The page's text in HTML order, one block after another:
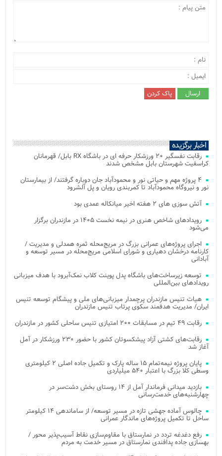
اخبار برگزیده
رقابت نفسگیر ۲۰ ورزشکار حرفه ای در باشگاه RX بابل/ قهرمانان
کراسفیت شهرستان بابل مشخص شدند
۴ پروژه مهم و حیاتی نور و محمودآباد جان دوباره گرفتند/ از بیمارستان
نور و نیروگاه محمودآباد تا کمربندی رویان و پل آلشرود
آتش‌ سوزی‌ های ۲ هفته اخیر میانکاله عمدی بود
رویدادهای شاخص هنری در نیمه نخست ۱۴۰۵ در مازندران برگزار
می‌شود
اجرای پروژه‌های عمرانی بزرگ در مریج‌محله ثمره همدلی و مدیریت /
کارنامه درخشان دهیاری و شورای اسلامی مریج‌محله در مسیر توسعه و
آبادانی
توسعه زیرساخت‌های باشگاه پدل پوینت کلاب نمک‌آبرود با هدف میزبانی
رویدادهای بین‌المللی
هیات تنیس مازندران پرچمدار میزبانی‌های ملی و پیشگام توسعه تنیس
ایران/ مدیریت هدفمند سکوی پرتاب تنیس مازندران
رقابت ۴۹ تیم در مسابقات ۲۰۰ امتیازی تنیس ساحلی کشور در مازندران
رقابت‌های کشتی آزاد پیشکسوتان کشور با حضور ۲۳۰ ورزشکار در آمل
آغاز شد
پایان پروژه نیمه‌تمام ۱۵ ساله پارک و تکمیل جاده اصلی ۲ کیلومتری
وسطی کلا بزرگ با اعتبار ۵۴۰ میلیاردی
بازدید میدانی فرماندار آمل از ۱۴ روستای بخش دشت‌سر در
چهارشنبه‌های خدمت‌رسانی
چالوس آماده جهشی تازه در مسیر توسعه/ از ساماندهی ۱۴ کیلومتر
ساحل تا تکمیل پروژه‌های ماندگار عمرانی
رفع دغدغه تردد در نمارستاق با مقاوم‌سازی نقاط آسیب‌پذیر محور /
بهسازی جاده پدافندی نمارستاق در مسیر خدمت به مردم